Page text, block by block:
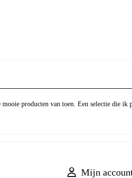
producten van toen. Een selectie die
Mijn